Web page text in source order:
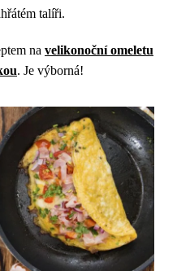
talíři.
na velikonoční omeletu
. Je výborná!